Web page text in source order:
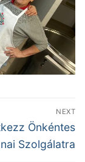
NEXT
Önkéntes
Szolgálatra